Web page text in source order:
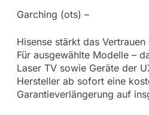
Garching (ots) –
Hisense stärkt das
Für ausgewählte Modelle –
Laser TV sowie Geräte der
Hersteller ab sofort eine
Garantieverlängerung auf